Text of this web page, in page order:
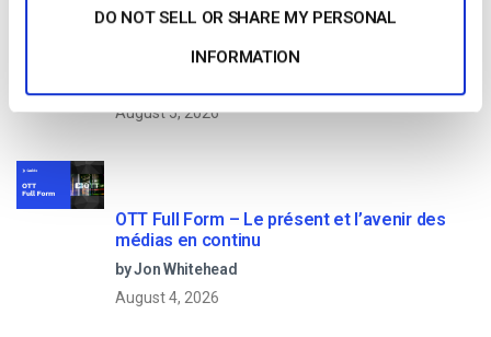
DO NOT SELL OR SHARE MY PERSONAL
INFORMATION
iPhone d’Apple en 6 étapes faciles
August 5, 2026
OTT Full Form – Le présent et l’avenir des
médias en continu
by Jon Whitehead
August 4, 2026